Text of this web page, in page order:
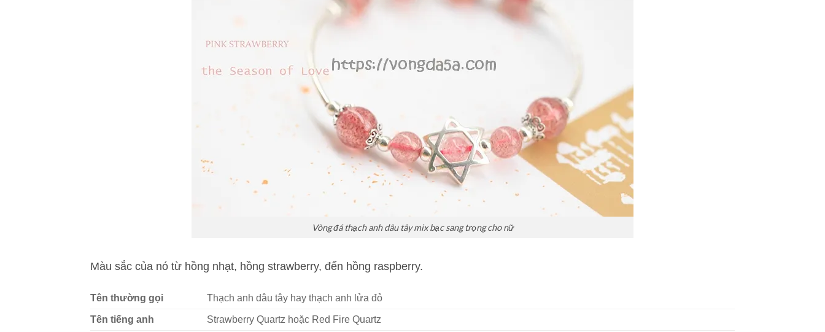
Vòng đá thạch anh dâu tây mix bạc sang trọng cho nữ
Màu sắc của nó từ hồng nhạt, hồng strawberry, đến hồng raspberry.
Tên thường gọi Thạch anh dâu tây hay thạch anh lửa đỏ
Tên tiếng anh Strawberry Quartz hoặc Red Fire Quartz